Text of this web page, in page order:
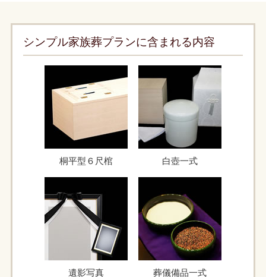
シンプル家族葬プランに含まれる内容
桐平型６尺棺 白壺一式
遺影写真 葬儀備品一式